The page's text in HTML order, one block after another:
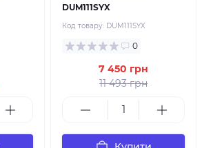
DUM111SYX
Код товару: DUM111SYX
0
11 493 грн
7 450 грн